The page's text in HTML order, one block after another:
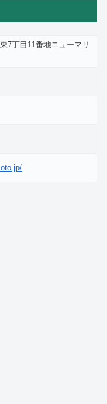
7丁目11番地ニューマリ